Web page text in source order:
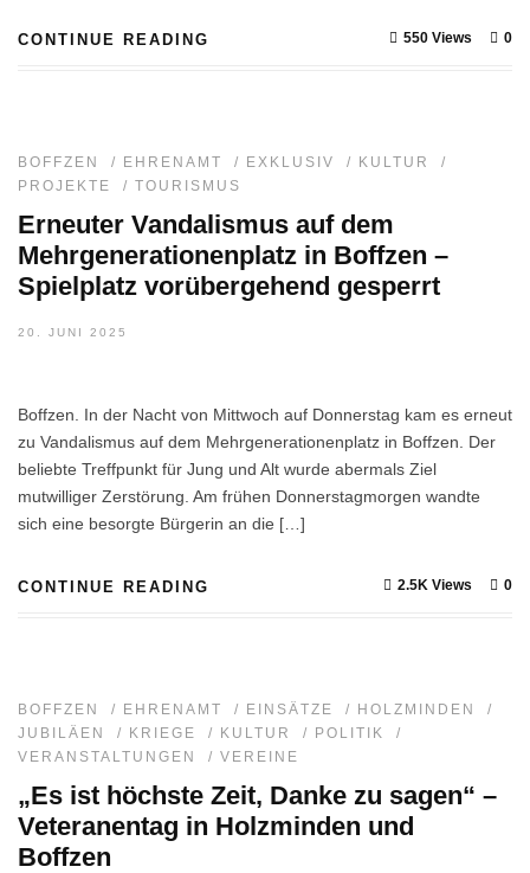
CONTINUE READING 0
550 Views
BOFFZEN / EHRENAMT / EXKLUSIV / KULTUR
/
PROJEKTE
/ TOURISMUS
Erneuter Vandalismus auf dem
Mehrgenerationenplatz in Boffzen –
Spielplatz vorübergehend gesperrt
20. JUNI 2025
Boffzen. In der Nacht von Mittwoch auf Donnerstag kam es erneut
zu Vandalismus auf dem Mehrgenerationenplatz in Boffzen. Der
beliebte Treffpunkt für Jung und Alt wurde abermals Ziel
mutwilliger Zerstörung. Am frühen Donnerstagmorgen wandte
sich eine besorgte Bürgerin an die […]
CONTINUE READING 0
2.5K Views
BOFFZEN / EHRENAMT / EINSÄTZE / HOLZMINDEN
/
JUBILÄEN
/ KRIEGE / KULTUR / POLITIK
/
VERANSTALTUNGEN
/ VEREINE
„Es ist höchste Zeit, Danke zu sagen“ –
Veteranentag in Holzminden und
Boffzen